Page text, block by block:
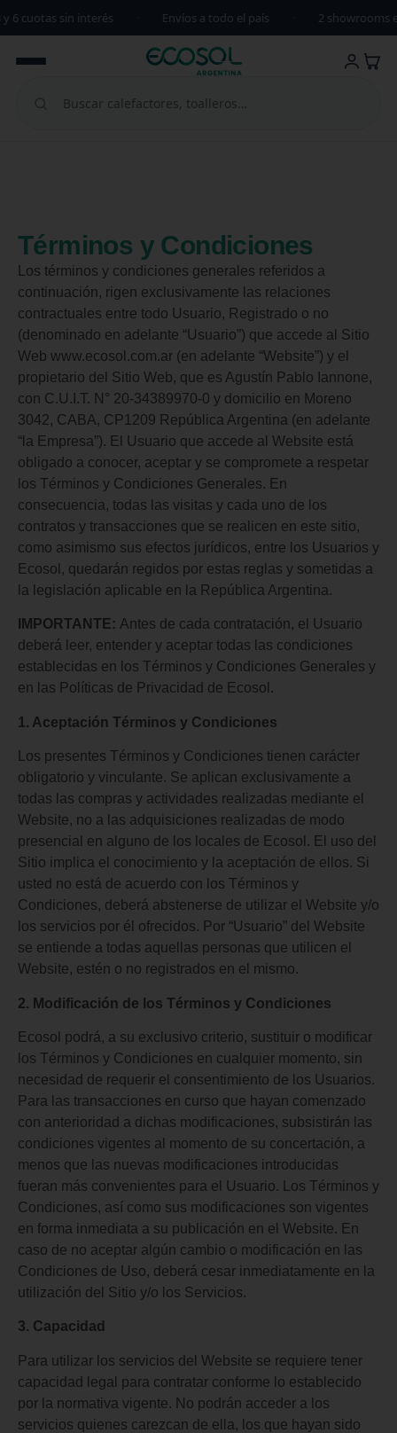
cuotas sin interés Envíos a todo el país 2 showrooms en
Términos y Condiciones
Los términos y condiciones generales referidos a
continuación, rigen exclusivamente las relaciones
contractuales entre todo Usuario, Registrado o no
(denominado en adelante “Usuario”) que accede al Sitio
Web www.ecosol.com.ar (en adelante “Website”) y el
propietario del Sitio Web, que es Agustín Pablo Iannone,
con C.U.I.T. N° 20-34389970-0 y domicilio en Moreno
3042, CABA, CP1209 República Argentina (en adelante
“la Empresa”). El Usuario que accede al Website está
obligado a conocer, aceptar y se compromete a respetar
los Términos y Condiciones Generales. En
consecuencia, todas las visitas y cada uno de los
contratos y transacciones que se realicen en este sitio,
como asimismo sus efectos jurídicos, entre los Usuarios y
Ecosol, quedarán regidos por estas reglas y sometidas a
la legislación aplicable en la República Argentina.
IMPORTANTE: Antes de cada contratación, el Usuario
deberá leer, entender y aceptar todas las condiciones
establecidas en los Términos y Condiciones Generales y
en las Políticas de Privacidad de Ecosol.
1. Aceptación Términos y Condiciones
Los presentes Términos y Condiciones tienen carácter
obligatorio y vinculante. Se aplican exclusivamente a
todas las compras y actividades realizadas mediante el
Website, no a las adquisiciones realizadas de modo
presencial en alguno de los locales de Ecosol. El uso del
Sitio implica el conocimiento y la aceptación de ellos. Si
usted no está de acuerdo con los Términos y
Condiciones, deberá abstenerse de utilizar el Website y/o
los servicios por él ofrecidos. Por “Usuario” del Website
se entiende a todas aquellas personas que utilicen el
Website, estén o no registrados en el mismo.
2. Modificación de los Términos y Condiciones
Ecosol podrá, a su exclusivo criterio, sustituir o modificar
los Términos y Condiciones en cualquier momento, sin
necesidad de requerir el consentimiento de los Usuarios.
Para las transacciones en curso que hayan comenzado
con anterioridad a dichas modificaciones, subsistirán las
condiciones vigentes al momento de su concertación, a
menos que las nuevas modificaciones introducidas
fueran más convenientes para el Usuario. Los Términos y
Condiciones, así como sus modificaciones son vigentes
en forma inmediata a su publicación en el Website. En
caso de no aceptar algún cambio o modificación en las
Condiciones de Uso, deberá cesar inmediatamente en la
utilización del Sitio y/o los Servicios.
3. Capacidad
Para utilizar los servicios del Website se requiere tener
capacidad legal para contratar conforme lo establecido
por la normativa vigente. No podrán acceder a los
servicios quienes carezcan de ella, los que hayan sido